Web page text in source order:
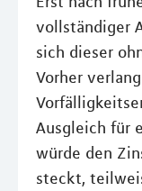
vollständiger
sich dieser
Vorher
Ausgleich für
würde den
steckt,